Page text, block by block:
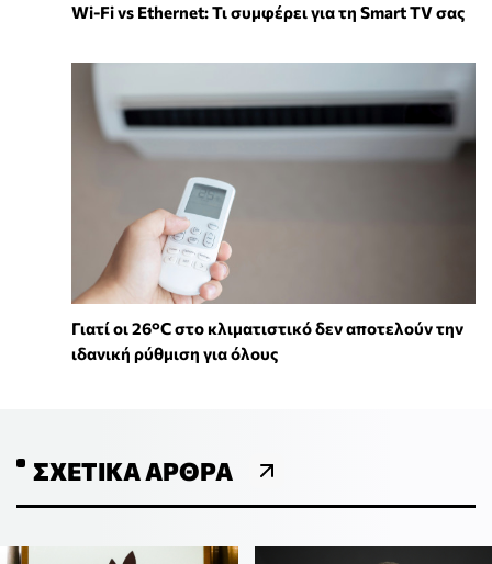
Wi-Fi vs Ethernet: Τι συμφέρει για τη Smart TV σας
Γιατί οι 26°C στο κλιματιστικό δεν αποτελούν την
ιδανική ρύθμιση για όλους
ΣΧΕΤΙΚΆ ΆΡΘΡΑ